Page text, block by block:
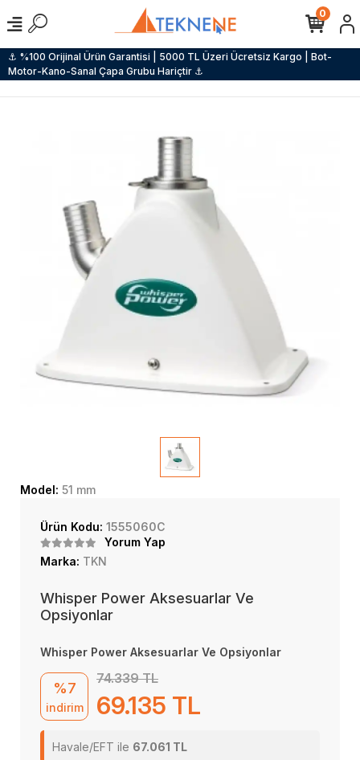
⚓ %100 Orijinal Ürün Garantisi | 5000 TL Üzeri Ücretsiz Kargo | Bot-
Motor-Kano-Sanal Çapa Grubu Hariçtir ⚓
0
Model: 51 mm
Ürün Kodu: 1555060C
Yorum Yap
Marka: TKN
Whisper Power Aksesuarlar Ve
Opsiyonlar
Whisper Power Aksesuarlar Ve Opsiyonlar
%7
indirim
74.339 TL
69.135 TL
Havale/EFT ile 67.061 TL